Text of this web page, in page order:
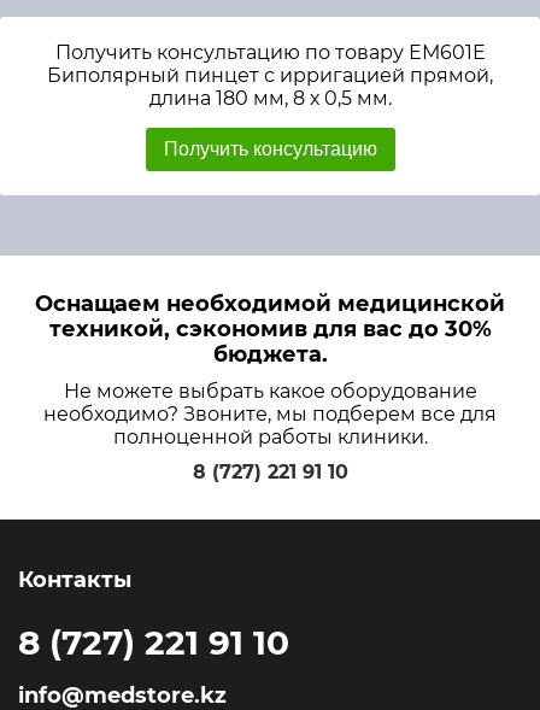
Получить консультацию по товару ЕМ601Е
Биполярный пинцет с ирригацией прямой,
длина 180 мм, 8 х 0,5 мм.
Получить консультацию
Оснащаем необходимой медицинской
техникой, сэкономив для вас до 30%
бюджета.
Не можете выбрать какое оборудование
необходимо? Звоните, мы подберем все для
полноценной работы клиники.
8 (727) 221 91 10
Контакты
8 (727) 221 91 10
info@medstore.kz